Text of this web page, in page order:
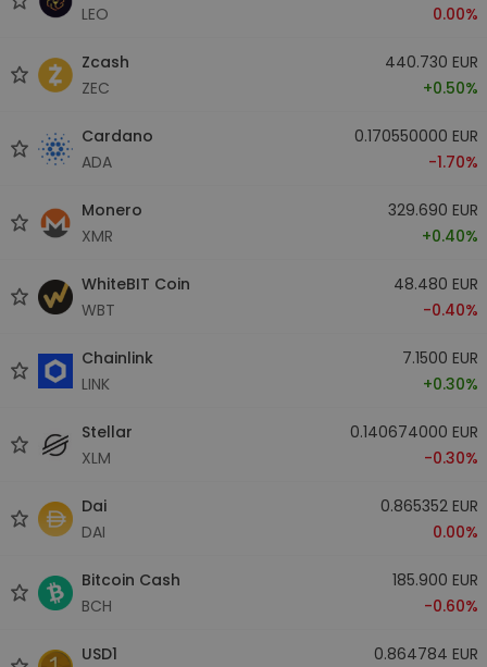
LEO
0.00%
Zcash
ZEC
440.730 EUR
+0.50%
Cardano
ADA
0.170550000 EUR
-1.70%
Monero
XMR
329.690 EUR
+0.40%
WhiteBIT Coin
WBT
48.480 EUR
-0.40%
Chainlink
LINK
7.1500 EUR
+0.30%
Stellar
XLM
0.140674000 EUR
-0.30%
Dai
DAI
0.865352 EUR
0.00%
Bitcoin Cash
BCH
185.900 EUR
-0.60%
USD1
0.864784 EUR